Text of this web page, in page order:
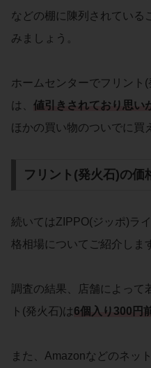
などの棚に陳列されている
みましょう。
ホームセンターでフリント
は、 値引きされており 思い
ほかの買い物のついでに買
フリント(発火石)の価
続いてはZIPPO(ジッポ)ラ
格相場についてご紹介しま
調査の結果、店舗によって
ト(発火石)は6個入り300円
また、Amazonなどのネッ